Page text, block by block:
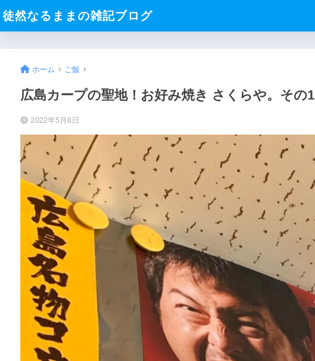
徒然なるままの雑記ブログ
ホーム ご飯
広島カープの聖地！お好み焼き さくらや。その1
2022年5月8日